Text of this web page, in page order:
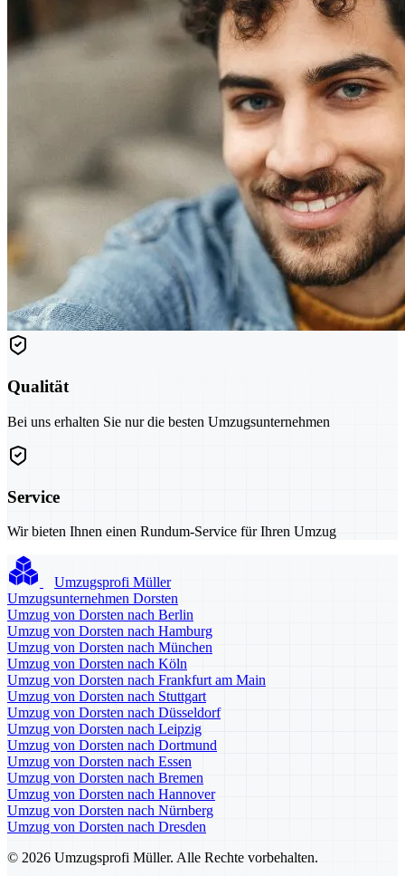
Qualität
Bei uns erhalten Sie nur die besten Umzugsunternehmen
Service
Wir bieten Ihnen einen Rundum-Service für Ihren Umzug
Umzugsprofi Müller
Umzugsunternehmen Dorsten
Umzug von Dorsten nach Berlin
Umzug von Dorsten nach Hamburg
Umzug von Dorsten nach München
Umzug von Dorsten nach Köln
Umzug von Dorsten nach Frankfurt am Main
Umzug von Dorsten nach Stuttgart
Umzug von Dorsten nach Düsseldorf
Umzug von Dorsten nach Leipzig
Umzug von Dorsten nach Dortmund
Umzug von Dorsten nach Essen
Umzug von Dorsten nach Bremen
Umzug von Dorsten nach Hannover
Umzug von Dorsten nach Nürnberg
Umzug von Dorsten nach Dresden
© 2026 Umzugsprofi Müller. Alle Rechte vorbehalten.